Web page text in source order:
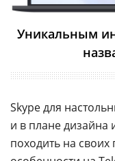
Уникальным
Skype для
и в плане дизайна
походить на